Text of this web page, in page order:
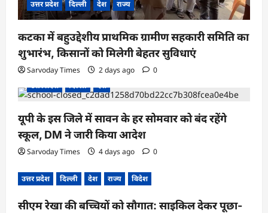
उत्तर प्रदेश दिल्ली देश राज्य
कटका में बहुउद्देशीय प्राथमिक ग्रामीण सहकारी समिति का
शुभारंभ, किसानों को मिलेगी बेहतर सुविधाएं
Sarvoday Times 2 days ago
0
उत्तर प्रदेश
दिल्ली देश
यूपी के इस जिले में सावन के हर सोमवार को बंद रहेंगे
स्कूल, DM ने जारी किया आदेश
Sarvoday Times 4 days ago 0
उत्तर प्रदेश दिल्ली देश राज्य विदेश
सीएम रेखा की बच्चियों को सौगात: साइकिल देकर पूछा-